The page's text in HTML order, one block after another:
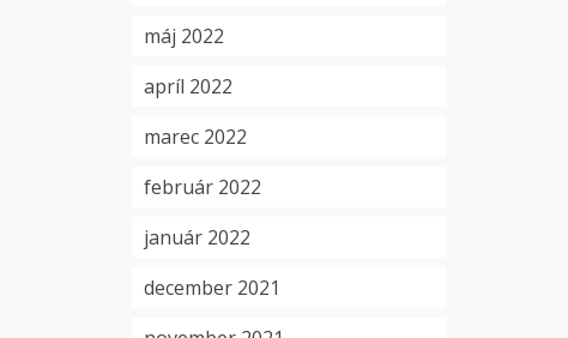
máj 2022
apríl 2022
marec 2022
február 2022
január 2022
december 2021